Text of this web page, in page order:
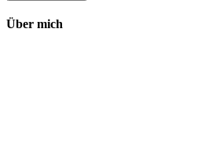
Über mich